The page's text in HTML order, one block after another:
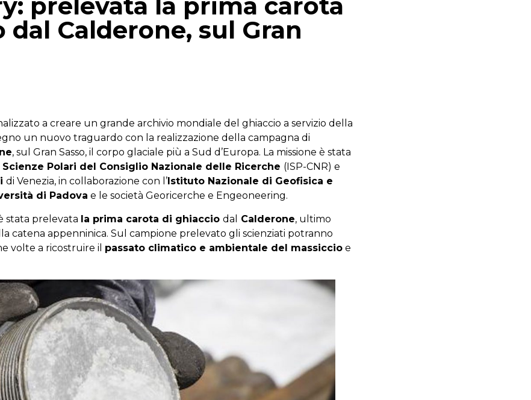
prelevata la prima carota
Calderone, sul Gran
a creare un grande archivio mondiale del ghiaccio a servizio della
un nuovo traguardo con la realizzazione della campagna di
, sul Gran Sasso, il corpo glaciale più a Sud d’Europa. La missione è stata
Polari del Consiglio Nazionale delle Ricerche (ISP-CNR) e
di Venezia, in collaborazione con l’ Istituto Nazionale di Geofisica e
di Padova e le società Georicerche e Engeoneering.
stata prelevata la prima carota di ghiacciodal Calderone, ultimo
catena appenninica. Sul campione prelevato gli scienziati potranno
volte a ricostruire il passato climatico e ambientale del massiccio e